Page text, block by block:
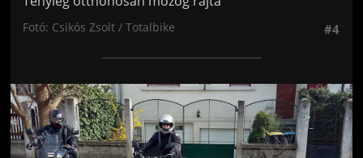
Fotó: Csikós Zsolt / Totalbike #4
Jön még kép!